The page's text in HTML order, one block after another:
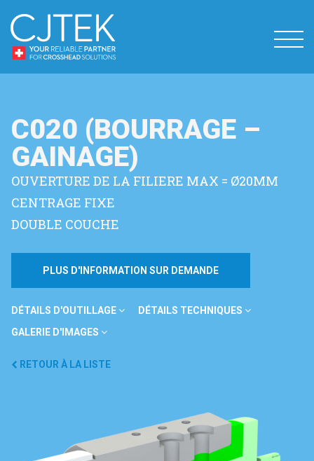
C020 (BOURRAGE –
GAINAGE)
OUVERTURE DE LA FILIERE MAX = Ø20MM
CENTRAGE FIXE
DOUBLE COUCHE
PLUS D'INFORMATION SUR DEMANDE
DÉTAILS D'OUTILLAGE
DÉTAILS TECHNIQUES
GALERIE D'IMAGES
RETOUR À LA LISTE